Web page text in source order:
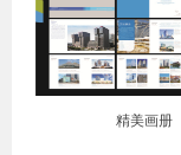
精美画册